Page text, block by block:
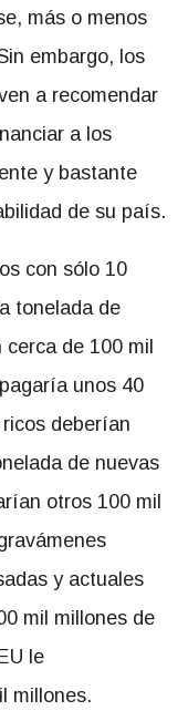
más o menos
embargo, los
a recomendar
a los
y bastante
de su país.
con sólo 10
tonelada de
de 100 mil
unos 40
deberían
de nuevas
otros 100 mil
y actuales
mil millones de
le
millones.